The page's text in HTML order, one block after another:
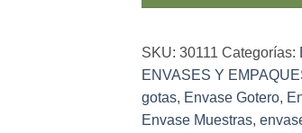
Tapa
(12
unidades)
cantidad
SKU: 30111 Categorías:
ENVASES Y
gotas, Envase Gotero,
Envase Muestras,